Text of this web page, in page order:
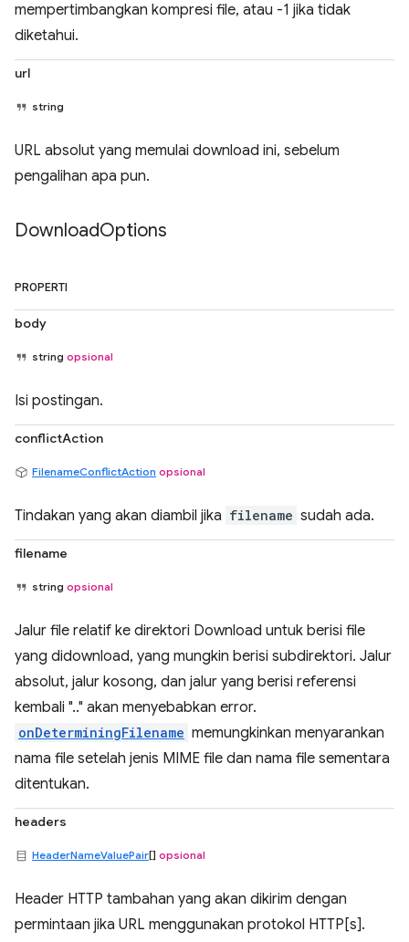
mempertimbangkan kompresi file, atau -1 jika tidak
diketahui.
url
string
URL absolut yang memulai download ini, sebelum
pengalihan apa pun.
DownloadOptions
PROPERTI
body
string opsional
Isi postingan.
conflictAction
FilenameConflictAction opsional
Tindakan yang akan diambil jika filename sudah ada.
filename
string opsional
Jalur file relatif ke direktori Download untuk berisi file
yang didownload, yang mungkin berisi subdirektori. Jalur
absolut, jalur kosong, dan jalur yang berisi referensi
kembali ".." akan menyebabkan error.
onDeterminingFilename memungkinkan menyarankan
nama file setelah jenis MIME file dan nama file sementara
ditentukan.
headers
HeaderNameValuePair[] opsional
Header HTTP tambahan yang akan dikirim dengan
permintaan jika URL menggunakan protokol HTTP[s].